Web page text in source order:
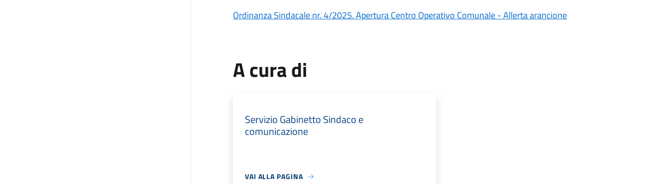
Ordinanza Sindacale nr. 4/2025. Apertura Centro Operativo Comunale - Allerta arancione
A cura di
Servizio Gabinetto Sindaco e
comunicazione
VAI ALLA PAGINA